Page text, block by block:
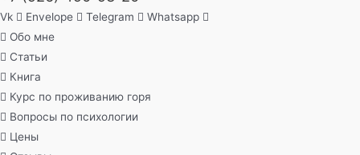
Vk Envelope Telegram
Whatsapp
Обо мне
Статьи
Книга
Курс по проживанию горя
Вопросы по психологии
Цены